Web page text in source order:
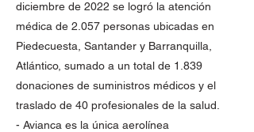
diciembre de 2022 se logró la atención
médica de 2.057 personas ubicadas en
Piedecuesta, Santander y Barranquilla,
Atlántico, sumado a un total de 1.839
donaciones de suministros médicos y el
traslado de 40 profesionales de la salud.
- Avianca es la única aerolínea